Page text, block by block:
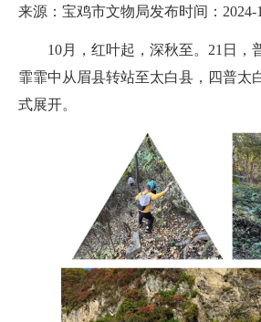
来源：宝鸡市文物局发布时间：2024-
10月，红叶起，深秋至。21日，
霏霏中从眉县转站至太白县，四普太
式展开。